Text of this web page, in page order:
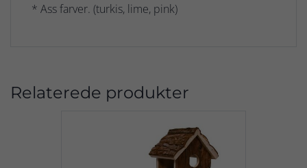
* Ass farver. (turkis, lime, pink)
Relaterede produkter